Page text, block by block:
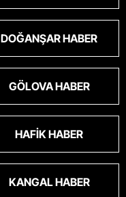
DOĞANŞAR HABER
GÖLOVA HABER
HAFIK HABER
KANGAL HABER